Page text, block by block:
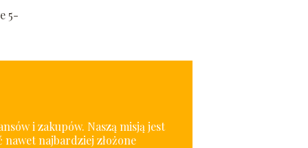
5-
i zakupów. Naszą misją jest
najbardziej złożone